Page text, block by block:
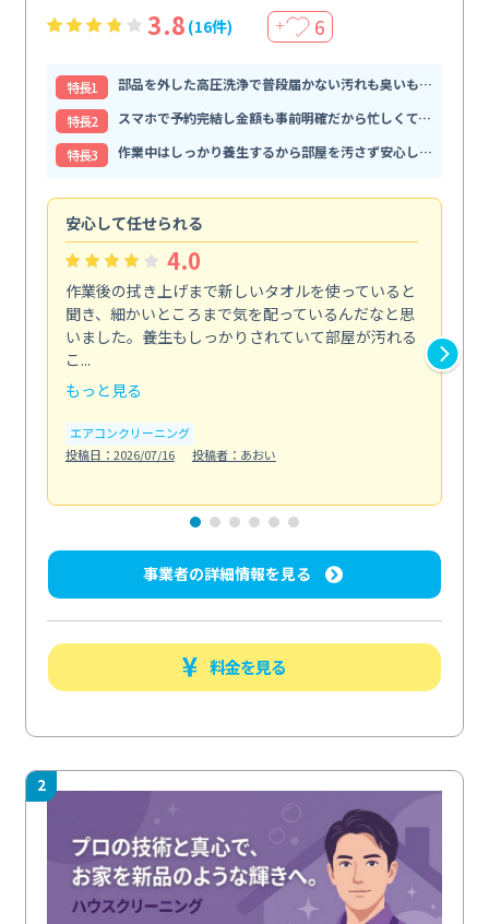
3.8 (16件) ＋ 6
特⻑1
部品を外した高圧洗浄で普段届かない汚れも臭いもすっきり解消
特⻑2
スマホで予約完結し金額も事前明確だから忙しくても頼みやすい
特⻑3
作業中はしっかり養生するから部屋を汚さず安心して任せられる
安心して任せられる
4.0
作業後の拭き上げまで新しいタオルを使っていると
聞き、細かいところまで気を配っているんだなと思
いました。養生もしっかりされていて部屋が汚れる
こ...
もっと見る
エアコンクリーニング
投稿日：2026/07/16
投稿者：あおい
事業者の詳細情報を見る
料金を見る
2